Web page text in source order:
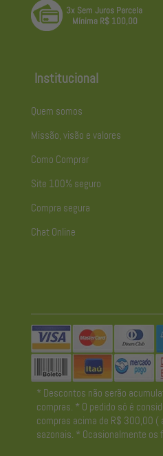
Institucional
Quem somos
Missão, visão e valores
Como Comprar
Site 100% seguro
Compra segura
Chat Online
* Descontos não serão
compras. * O pedido só é
compras acima de R$ 300,00 (
sazonais. * Ocasionalmente